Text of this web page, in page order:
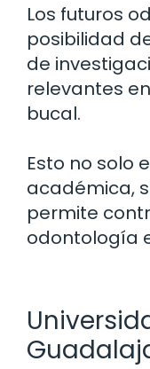
Los futuros
posibilidad
de
relevantes
bucal.
Esto no solo
académica,
permite
odontología